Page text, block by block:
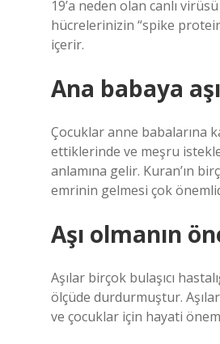
19’a neden olan canlı
hücrelerinizin “spike
içerir.
Ana babaya
Çocuklar anne babalarına
ettiklerinde ve meşru
anlamına gelir. Kuran’ın
emrinin gelmesi çok
Aşı olmanın
Aşılar birçok bulaşıcı
ölçüde durdurmuştur.
ve çocuklar için hayati